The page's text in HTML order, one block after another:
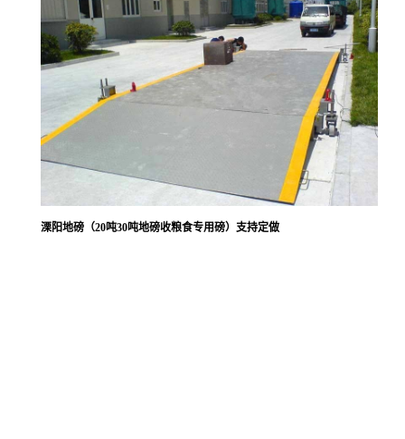
溧阳地磅（20吨30吨地磅收粮食专用磅）支持定做